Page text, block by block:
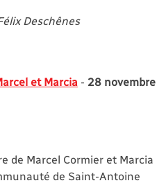
Deschênes
et Marcia - 28 novembre
de Marcel Cormier et Marcia
de Saint-Antoine